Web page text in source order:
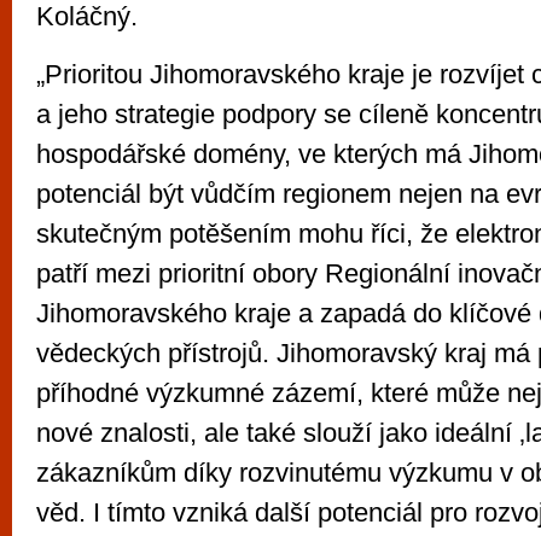
Koláčný.
„Prioritou Jihomoravského kraje je rozvíjet
a jeho strategie podpory se cíleně
hospodářské domény, ve kterých má
potenciál být vůdčím regionem nejen na
skutečným potěšením mohu říci, že
patří mezi prioritní obory Regionální
Jihomoravského kraje a zapadá do klíčové
vědeckých přístrojů. Jihomoravský kraj má
příhodné výzkumné zázemí, které může
nové znalosti, ale také slouží jako ideální
zákazníkům díky rozvinutému výzkumu v
věd. I tímto vzniká další potenciál pro